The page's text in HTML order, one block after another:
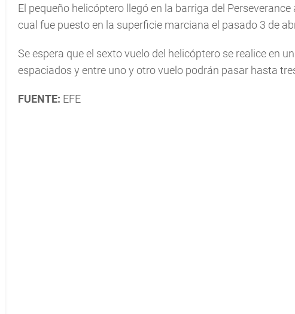
El pequeño helicóptero llegó en la barriga del
cual fue puesto en la superficie marciana el pasado 3 de
Se espera que el sexto vuelo del helicóptero se realice en
espaciados y entre uno y otro vuelo podrán pasar hasta
FUENTE: EFE